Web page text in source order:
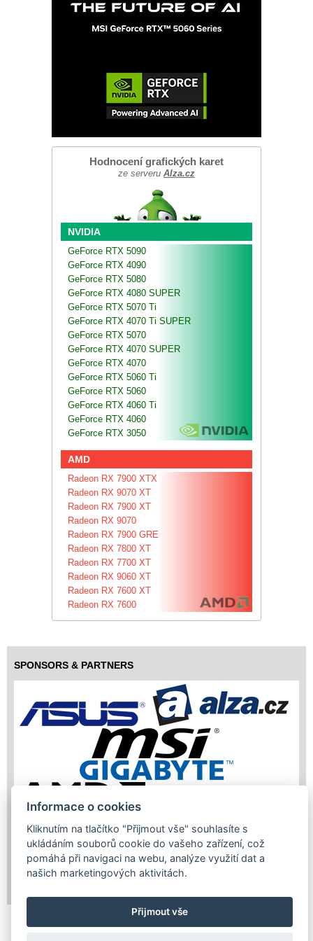
Hodnocení grafických karet
ze serveru Alza.cz
NVIDIA
GeForce RTX 5090
GeForce RTX 4090
GeForce RTX 5080
GeForce RTX 4080 SUPER
GeForce RTX 5070 Ti
GeForce RTX 4070 Ti SUPER
GeForce RTX 5070
GeForce RTX 4070 SUPER
GeForce RTX 4070
GeForce RTX 5060 Ti
GeForce RTX 5060
GeForce RTX 4060 Ti
GeForce RTX 4060
GeForce RTX 3050
AMD
Radeon RX 7900 XTX
Radeon RX 9070 XT
Radeon RX 7900 XT
Radeon RX 9070
Radeon RX 7900 GRE
Radeon RX 7800 XT
Radeon RX 7700 XT
Radeon RX 9060 XT
Radeon RX 7600 XT
Radeon RX 7600
SPONSORS & PARTNERS
Copyright (c) 2026 InfoTrade Powered by ASP.NET & MS SQL
Informace o cookies
Kliknutím na tlačítko "Přijmout vše" souhlasíte s
ukládáním souborů cookie do vašeho zařízení, což
pomáhá při navigaci na webu, analýze využití dat a
našich marketingových aktivitách.
Přijmout vše